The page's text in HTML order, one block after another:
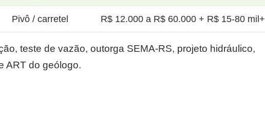
Pivô / carretel R$ 12.000 a R$ 60.000 + R$ 15-80 mil+
teste de vazão, outorga SEMA-RS, projeto hidráulico,
ART do geólogo.